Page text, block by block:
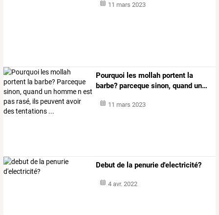
11 mars 2023
Pourquoi les mollah portent la
barbe? parceque sinon, quand un…
11 mars 2023
Debut de la penurie d'electricité?
4 avr. 2022